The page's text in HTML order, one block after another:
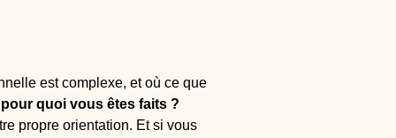
est complexe, et où ce que
quoi vous êtes faits ?
propre orientation. Et si vous